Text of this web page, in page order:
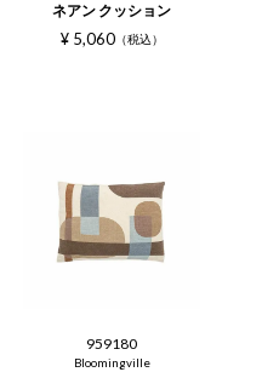
ネアン クッション
¥ 5,060 税込
959180
Bloomingville